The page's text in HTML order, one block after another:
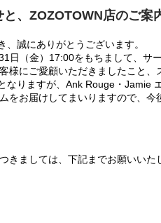
、ZOZOTOWN店のご案
誠にありがとうございます。
日（金）17:00をもちまして、サ
様にご愛顧いただきましたこと、
なりますが、Ank Rouge・Jamie
をお届けしてまいりますので、
きましては、下記までお願いいた